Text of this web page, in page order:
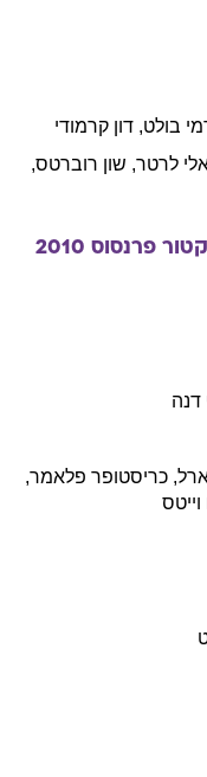
בולט, דון קרמודי
לרטר, שון רוברטס,
פרנסוס 2010
דנה
, כריסטופר פלאמר,
וייטס